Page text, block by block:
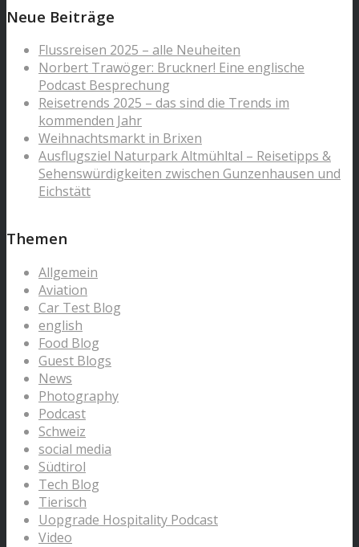
Neue Beiträge
Flussreisen 2025 – alle Neuheiten
Norbert Trawöger: Bruckner! Eine englische
Podcast Besprechung
Reisetrends 2025 – das sind die Trends im
kommenden Jahr
Weihnachtsmarkt in Brixen
Ausflugsziel Naturpark Altmühltal – Reisetipps &
Sehenswürdigkeiten zwischen Gunzenhausen und
Eichstätt
Themen
Allgemein
Aviation
Car Test Blog
english
Food Blog
Guest Blogs
News
Photography
Podcast
Schweiz
social media
Südtirol
Tech Blog
Tierisch
Uopgrade Hospitality Podcast
Video